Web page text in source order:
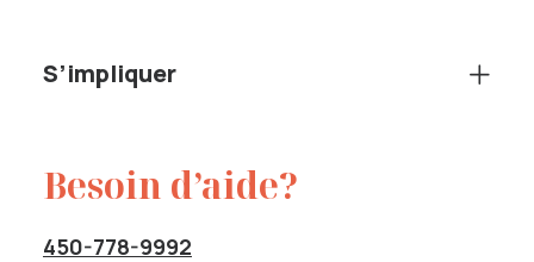
S’impliquer
Besoin d’aide?
450-778-9992